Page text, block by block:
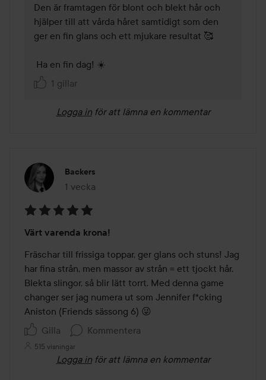
Den är framtagen för blont och blekt hår och
hjälper till att vårda håret samtidigt som den
ger en fin glans och ett mjukare resultat 🥰
Ha en fin dag! ☀️
1 gillar
Logga in för att lämna en kommentar
Backers
1 vecka
Inlägget skapades 1 vecka
5
av
5
Värt varenda krona!
Fräschar till frissiga toppar, ger glans och stuns! Jag
har fina strån, men massor av strån = ett tjockt hår.
Blekta slingor, så blir lätt torrt. Med denna game
changer ser jag numera ut som Jennifer f*cking
Aniston (Friends sässong 6) 😜
Gilla
Kommentera
515 visningar
Logga in för att lämna en kommentar